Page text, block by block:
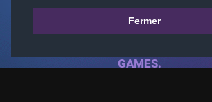
Fermer
© 2018-2026
SITE WEB
TOUTES LES
GAMES.